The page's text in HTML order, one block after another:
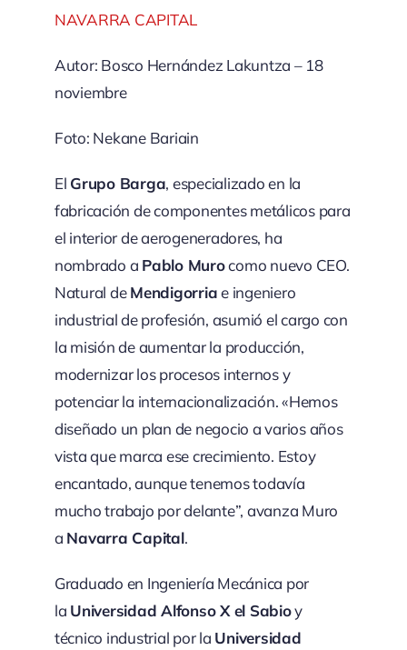
NAVARRA CAPITAL
Autor: Bosco Hernández Lakuntza – 18
noviembre
Foto: Nekane Bariain
El Grupo Barga, especializado en la
fabricación de componentes metálicos para
el interior de aerogeneradores, ha
nombrado a Pablo Murocomo nuevo CEO.
Natural deMendigorriae ingeniero
industrial de profesión, asumió el cargo con
la misión de aumentar la producción,
modernizar los procesos internos y
potenciar la internacionalización. «Hemos
diseñado un plan de negocio a varios años
vista que marca ese crecimiento. Estoy
encantado, aunque tenemos todavía
mucho trabajo por delante”, avanza Muro
a Navarra Capital.
Graduado en Ingeniería Mecánica por
la Universidad Alfonso X el Sabioy
técnico industrial por la Universidad